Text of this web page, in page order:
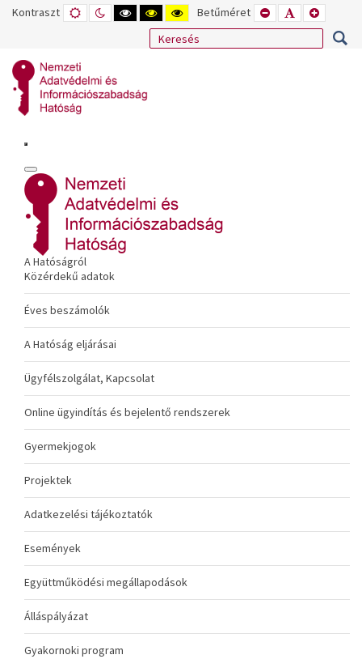
Kontraszt ALAPÉRTELMEZETT
MÓD
ÉJSZAKAI
MÓD
NAGY
KONTRASZTÚ
FEKETE-
FEHÉR
NAGY
KONTRASZTÚ
FEKETE
SÁRGA
NAGY
KONTRASZTÚ
SÁRGA
FEKETE
Betűméret KISEBB
BETŰTÍPUS
BEÁLLÍTÁSA
BETŰMÉRET
BEÁLLÍTÁSA
A Hatóságról
Közérdekű adatok
Éves beszámolók
A Hatóság eljárásai
Ügyfélszolgálat, Kapcsolat
Online ügyindítás és bejelentő rendszerek
Gyermekjogok
Projektek
Adatkezelési tájékoztatók
Események
Együttműködési megállapodások
Álláspályázat
Gyakornoki program